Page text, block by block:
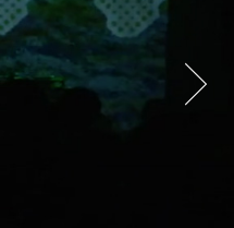
CinePOLSKA – filme poloneze la
București
PEOPLE OF ROMANIA se lansează la
galeria Simeza
All Stars For Outernational